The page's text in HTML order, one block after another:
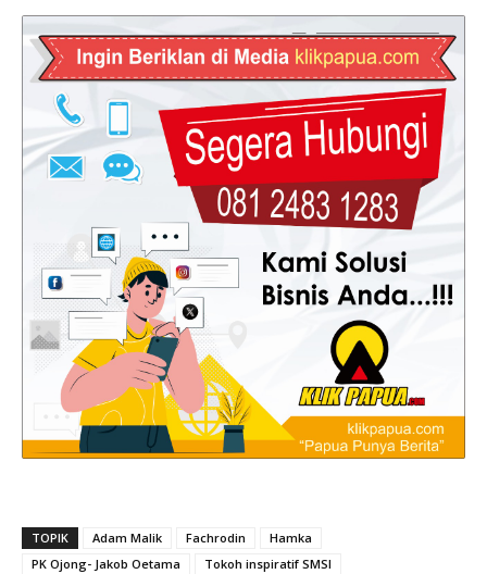
TOPIK Adam Malik Fachrodin
Hamka
PK Ojong- Jakob Oetama
Tokoh inspiratif SMSI